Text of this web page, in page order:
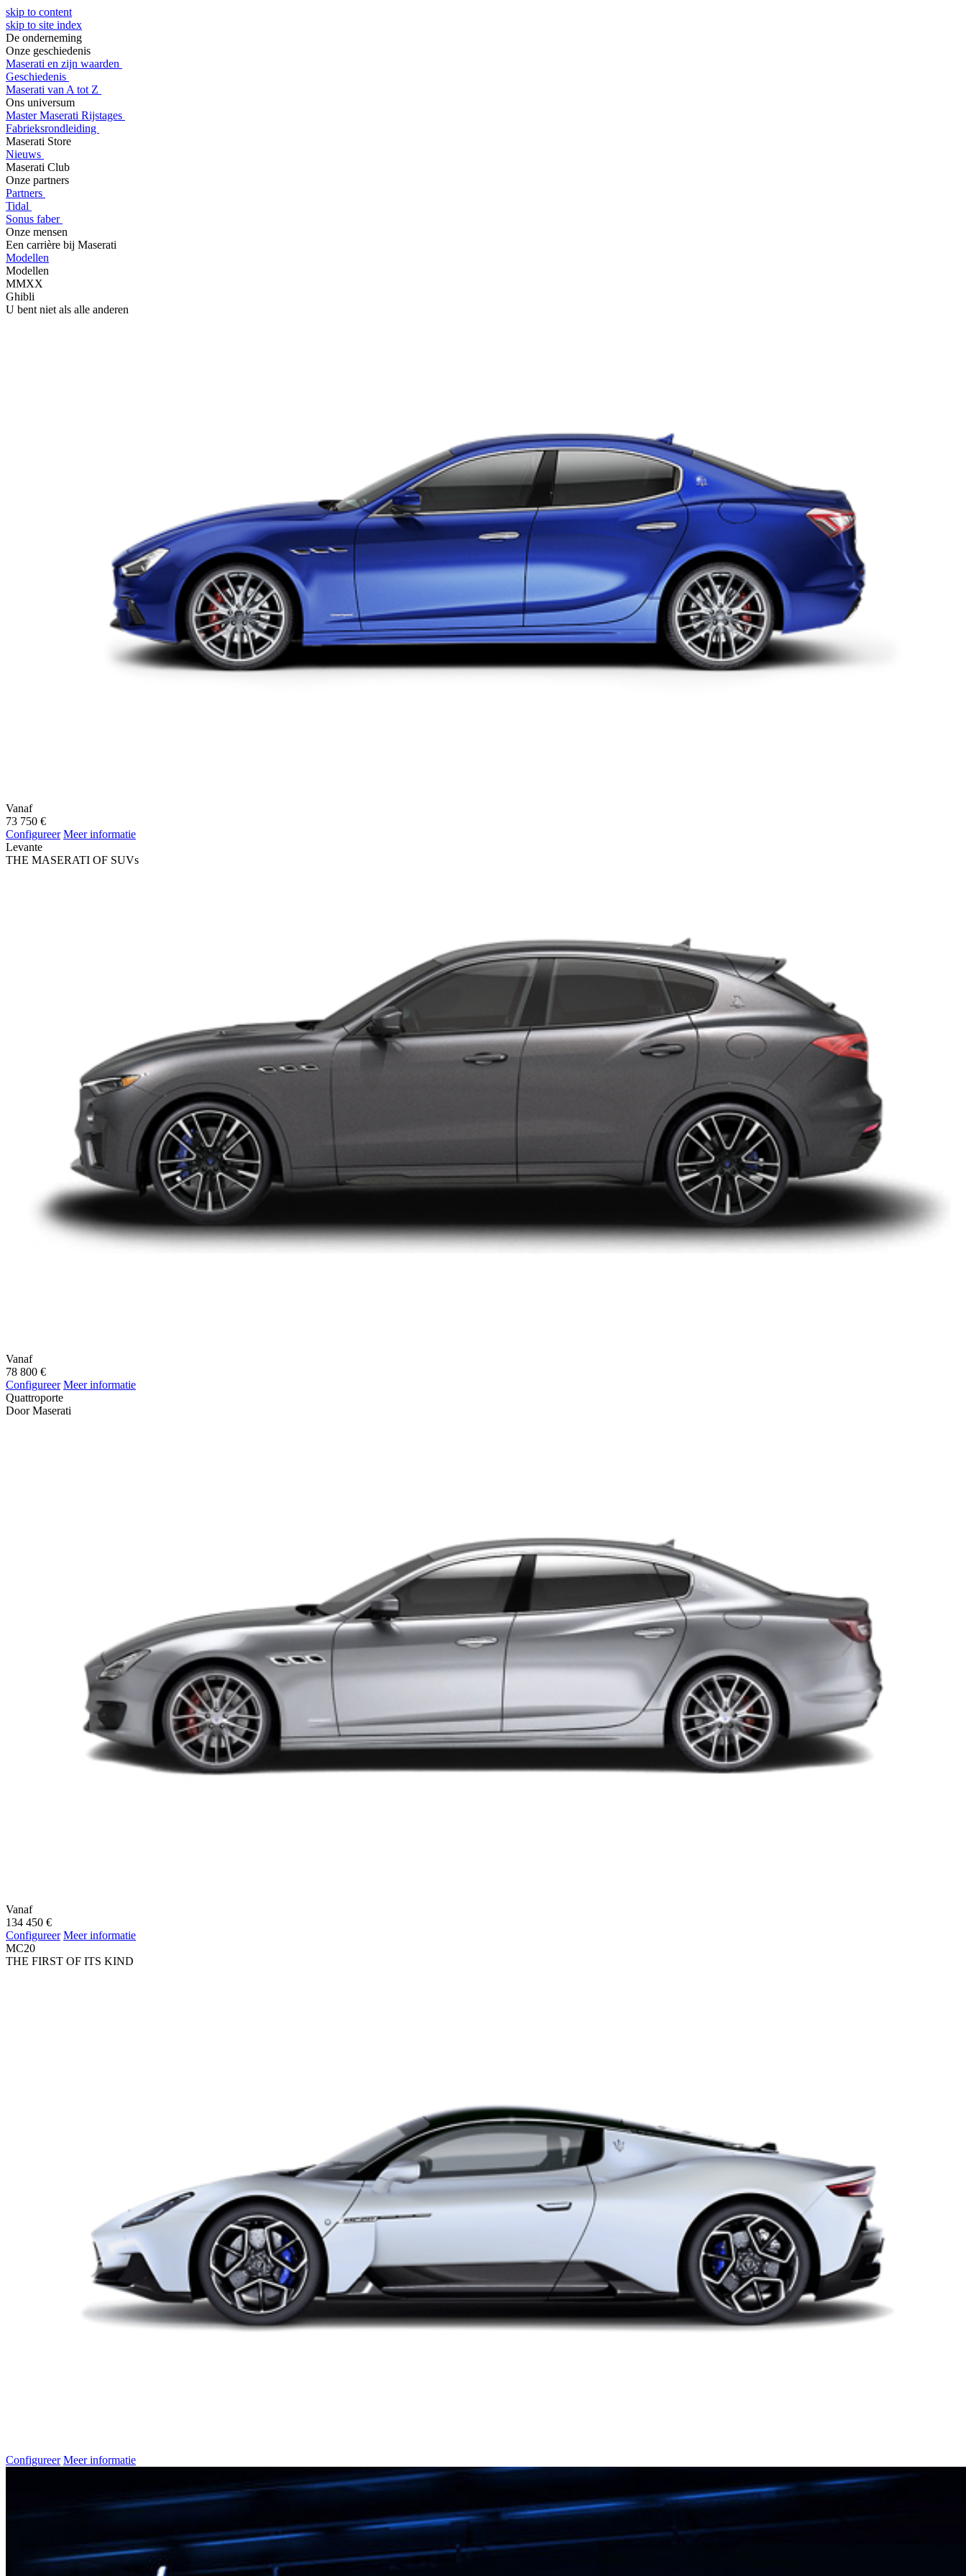
skip to content
skip to site index
De onderneming
Onze geschiedenis
Maserati en zijn waarden
Geschiedenis
Maserati van A tot Z
Ons universum
Master Maserati Rijstages
Fabrieksrondleiding
Maserati Store
Nieuws
Maserati Club
Onze partners
Partners
Tidal
Sonus faber
Onze mensen
Een carrière bij Maserati
Modellen
Modellen
MMXX
Ghibli
U bent niet als alle anderen
Vanaf
73 750 €
Configureer Meer informatie
Levante
THE MASERATI OF SUVs
Vanaf
78 800 €
Configureer Meer informatie
Quattroporte
Door Maserati
Vanaf
134 450 €
Configureer Meer informatie
MC20
THE FIRST OF ITS KIND
Configureer Meer informatie